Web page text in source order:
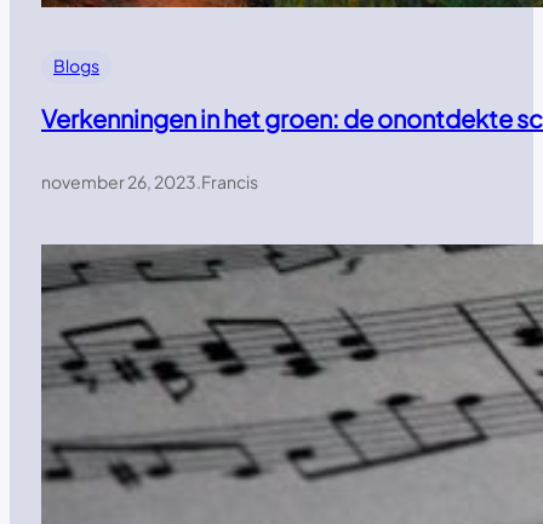
Blogs
Verkenningen in het groen: de onontdekte
november 26, 2023.Francis